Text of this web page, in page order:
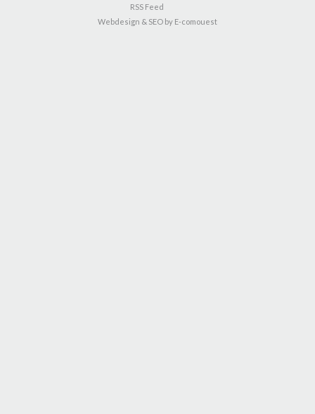
RSS Feed
Webdesign & SEO by E-comouest